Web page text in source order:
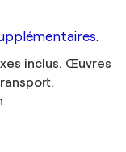
inclus. Œuvres